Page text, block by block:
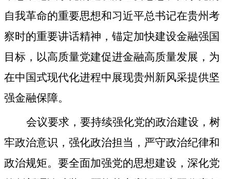
自我革命的重要思想和习近平总书记在贵州考
察时的重要讲话精神，锚定加快建设金融强国
目标，以高质量党建促进金融高质量发展，为
在中国式现代化进程中展现贵州新风采提供坚
强金融保障。
会议要求，要持续强化党的政治建设，树
牢政治意识，强化政治担当，严守政治纪律和
政治规矩。要全面加强党的思想建设，深化党